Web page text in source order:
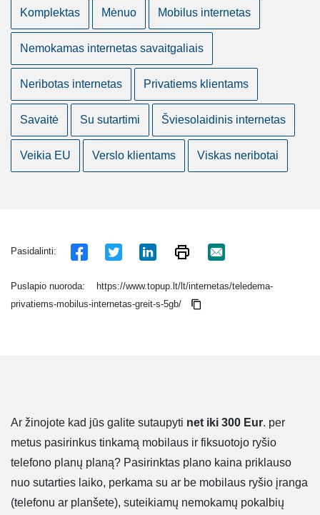
Komplektas Mėnuo Mobilus internetas
Nemokamas internetas savaitgaliais
Neribotas internetas Privatiems klientams
Savaitė Su sutartimi Šviesolaidinis internetas
Veikia EU Verslo klientams Viskas neribotai
Pasidalinti:
Puslapio nuoroda:
https://www.topup.lt/lt/internetas/teledema-
privatiems-mobilus-internetas-greit-s-5gb/
Ar žinojote kad jūs galite sutaupyti net iki 300 Eur. per
metus pasirinkus tinkamą mobilaus ir fiksuotojo ryšio
telefono planų planą? Pasirinktas plano kaina priklauso
nuo sutarties laiko, perkama su ar be mobilaus ryšio įranga
(telefonu ar planšete), suteikiamų nemokamų pokalbių